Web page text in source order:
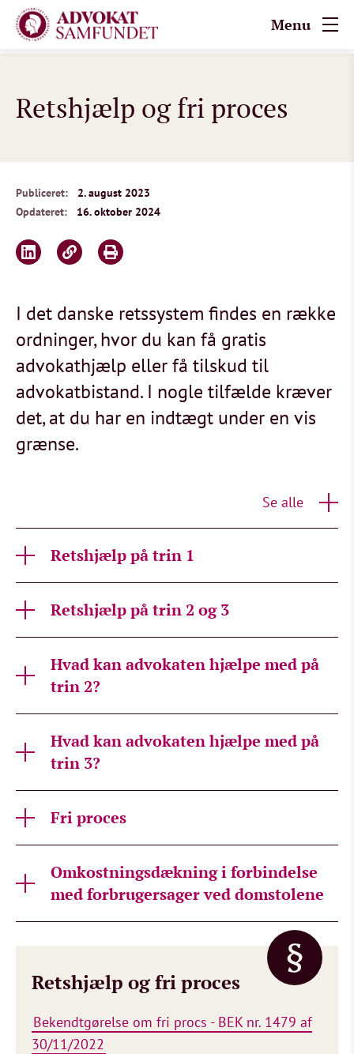
Menu
Retshjælp og fri proces
Publiceret:
2. august 2023
Opdateret:
16. oktober 2024
I det danske retssystem findes en række
ordninger, hvor du kan få gratis
advokathjælp eller få tilskud til
advokatbistand. I nogle tilfælde kræver
det, at du har en indtægt under en vis
grænse.
Se alle
Retshjælp på trin 1
Retshjælp på trin 2 og 3
Hvad kan advokaten hjælpe med på
trin 2?
Hvad kan advokaten hjælpe med på
trin 3?
Fri proces
Omkostningsdækning i forbindelse
med forbrugersager ved domstolene
Retshjælp og fri proces
Bekendtgørelse om fri procs - BEK nr. 1479 af
30/11/2022